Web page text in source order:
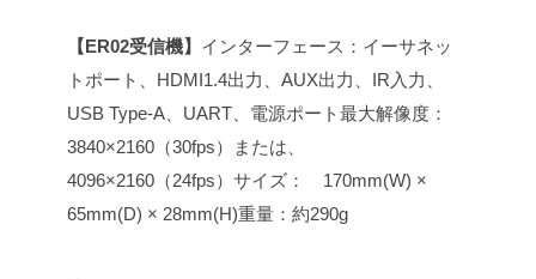
【ER02受信機】 インターフェース：イーサネッ
トポート、HDMI1.4出力、AUX出力、IR入力、
USB Type-A、UART、電源ポート最大解像度：
3840×2160（30fps）または、
4096×2160（24fps） サイズ： 170mm(W) ×
65mm(D) × 28mm(H)重量：約290g